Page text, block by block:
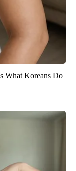
What Koreans Do